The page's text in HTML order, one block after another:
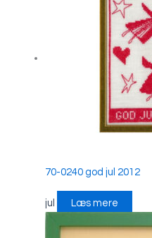
70-0240 god jul 2012
jul Læs mere